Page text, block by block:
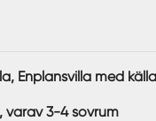
Enplansvilla med
varav 3-4 sovrum